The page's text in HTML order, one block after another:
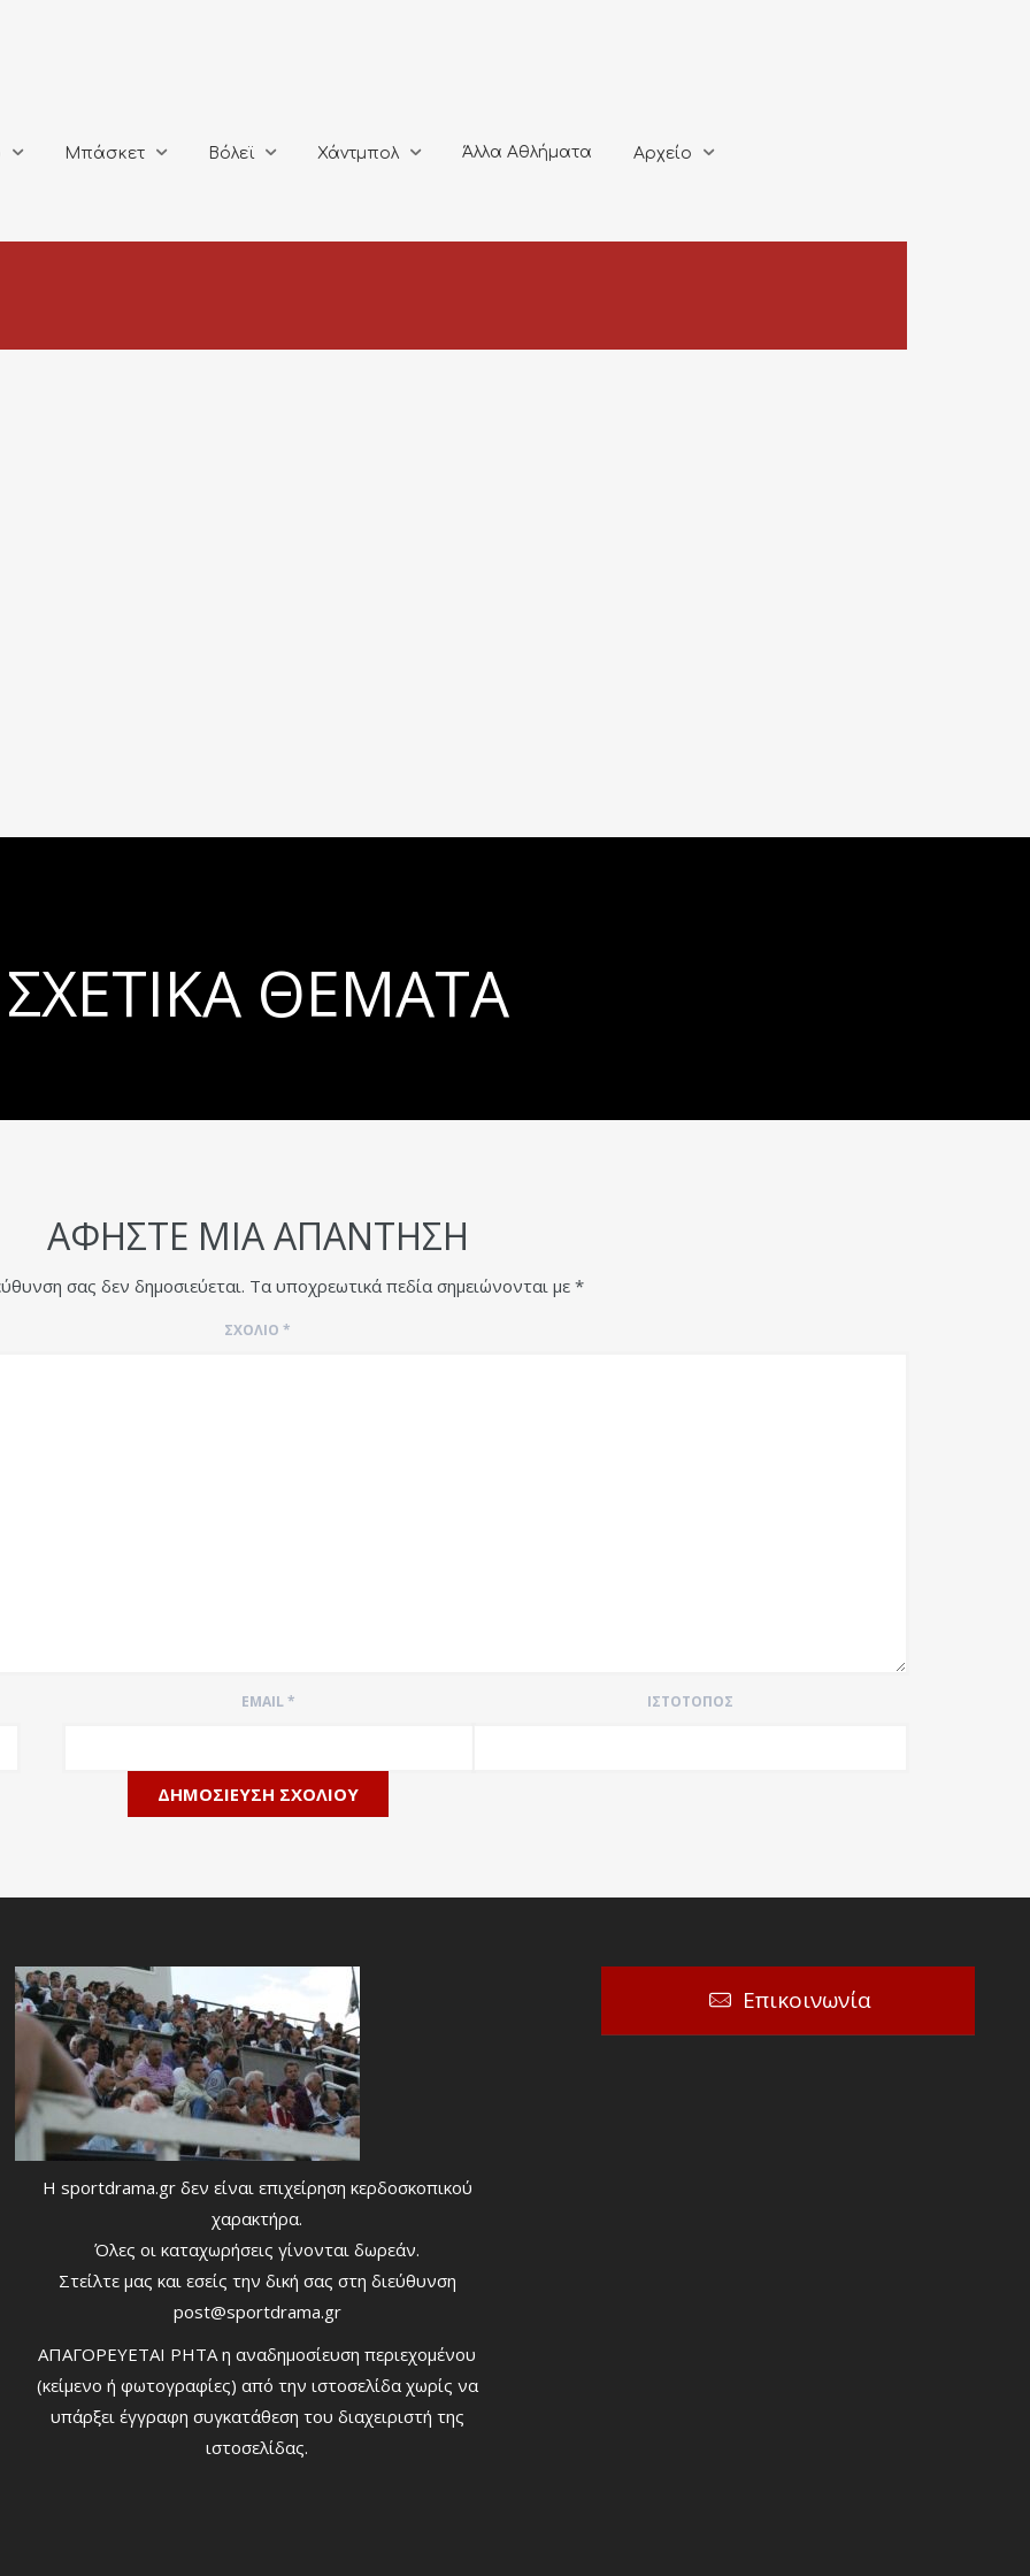
Μπάσκετ Βόλεϊ Χάντμπολ Άλλα Αθλήματα Αρχείο
ΣΧΕΤΙΚΆ ΘΈΜΑΤΑ
ΑΦΉΣΤΕ ΜΙΑ ΑΠΆΝΤΗΣΗ
σας δεν δημοσιεύεται. Τα υποχρεωτικά πεδία σημειώνονται με *
ΣΧΌΛΙΟ *
EMAIL* ΙΣΤΌΤΟΠΟΣ
Η sportdrama.gr δεν είναι επιχείρηση κερδοσκοπικού
χαρακτήρα.
Όλες οι καταχωρήσεις γίνονται δωρεάν.
Στείλτε μας και εσείς την δική σας στη διεύθυνση
post@sportdrama.gr
ΑΠΑΓΟΡΕΥΕΤΑΙ ΡΗΤΑ η αναδημοσίευση περιεχομένου
(κείμενο ή φωτογραφίες) από την ιστοσελίδα χωρίς να
υπάρξει έγγραφη συγκατάθεση του διαχειριστή της
ιστοσελίδας.
Επικοινωνία